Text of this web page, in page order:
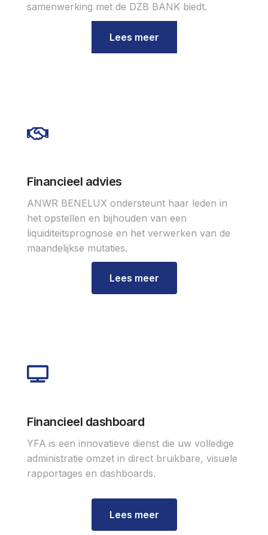
samenwerking met de DZB BANK biedt.
Lees meer
Financieel advies
ANWR BENELUX ondersteunt haar leden in
het opstellen en bijhouden van een
liquiditeitsprognose en het verwerken van de
maandelijkse mutaties.
Lees meer
Financieel dashboard
YFA is een innovatieve dienst die uw volledige
administratie omzet in direct bruikbare, visuele
rapportages en dashboards.
Lees meer